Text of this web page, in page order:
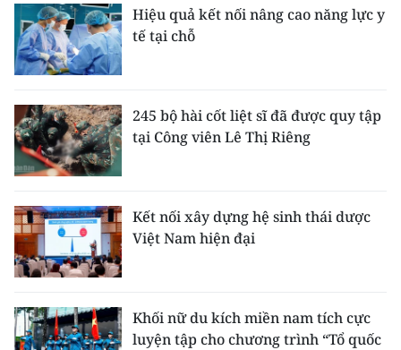
Hiệu quả kết nối nâng cao năng lực y
tế tại chỗ
245 bộ hài cốt liệt sĩ đã được quy tập
tại Công viên Lê Thị Riêng
Kết nối xây dựng hệ sinh thái dược
Việt Nam hiện đại
Khối nữ du kích miền nam tích cực
luyện tập cho chương trình “Tổ quốc